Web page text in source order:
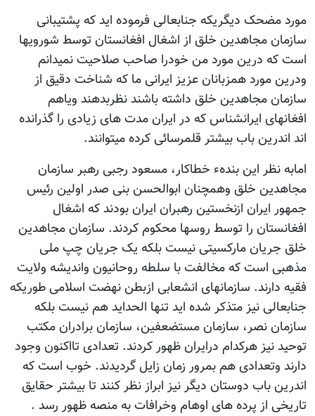
مورد مضحک دیگریکه جنابعالی فرموده اید که پشتیبانی
سازمان مجاهدین خلق از اشغال افغانستان توسط شورویها
است که درین مورد من خودرا صاحب صلاحیت نمیدانم
ودرین مورد همزبانان عزیز ایرانی ما که شناخت دقیق از
سازمان مجاهدین خلق داشته باشند نظربدهند ویاهم
افغانهای ایرانشناس که در ایران مدت های زیادی را گذرانده
اند اندرین باب بیشتر قلمرسائی کرده میتوانند.
امابه نظر این بندهء خطاکار، مسعود رجبی رهبر سازمان
مجاهدین خلق وهمچنان ابوالحسن بنی صدر اولین رئیس
جمهور ایران ازنخستین رهبران ایران بودند که اشغال
افغانستان را توسط روسها محکوم کردند. سازمان مجاهدین
خلق جریان مارکسیتی نیست بلکه یک جریان چپ ملی
مذهبی است که مخالفت با سلطه روحانیون واندیشه ولایت
فقیه دارند. سازمانهای انشعابی ازبطن نهضت اسلامی طوریکه
جنابعالی نیز متذکر شده اید تنها الحداید هم نیست بلکه
سازمان نصر، سازمان مستضعفین، سازمان برادران مکتب
توحید نیز هرکدام درایران ظهور کردند. تعدادی تااکنون وجود
دارند وتعدادی هم بمرور زمان زایل گردیدند. خوب است که
اندرین باب دوستان دیگر نیز ابراز نظر کنند تا بیشتر حقایق
تاریخی از پرده های اوهام وخرافات به منصه ظهور رسد .